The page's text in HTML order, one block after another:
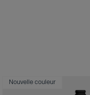
Nouvelle couleur